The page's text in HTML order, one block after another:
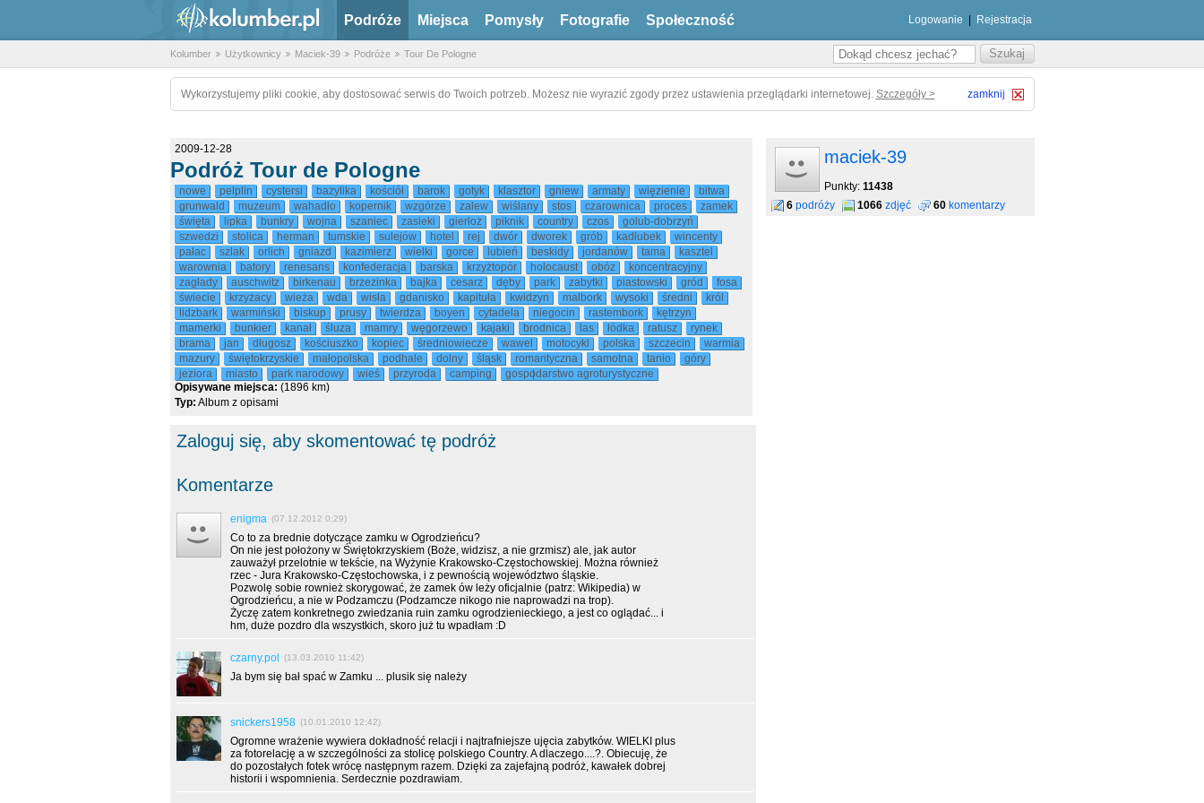
Podróże Miejsca Pomysły Fotografie Społeczność Logowanie Rejestracja
Kolumber Użytkownicy Maciek-39 Podróże Tour De Pologne
Wykorzystujemy pliki cookie, aby dostosować serwis do Twoich potrzeb. Możesz nie wyrazić zgody przez ustawienia przeglądarki internetowej. Szczegóły > zamknij
2009-12-28
Podróż Tour de Pologne
nowe pelplin cystersi bazylika kościół barok gotyk klasztor gniew armaty więzienie
bitwa
grunwald
muzeum wahadło kopernik wzgórze zalew wiślany stos czarownica proces
zamek
święta
lipka bunkry wojna szaniec zasieki gierłoż piknik country czos
golub-dobrzyń
szwedzi
stolica herman tumskie sulejów hotel rej dwór dworek grób kadłubek
wincenty
pałac
szlak orlich gniazd kazimierz wielki gorce lubień beskidy jordanów tama
kasztel
warownia
batory renesans konfederacja barska krzyżtopór holocaust obóz
koncentracyjny
zagłady
auschwitz birkenau brzezinka bajka cesarz dęby park zabytki piastowski gród
fosa
świecie
krzyżacy wieża wda wisła gdanisko kapituła kwidzyn malbork wysoki średni
król
lidzbark
warmiński biskup prusy twierdza boyen cytadela niegocin rastembork
kętrzyn
mamerki
bunkier kanał śluza mamry węgorzewo kajaki brodnica las łódka ratusz
rynek
brama
jan długosz kościuszko kopiec średniowiecze wawel motocykl polska szczecin
warmia
mazury
świętokrzyskie małopolska podhale dolny śląsk romantyczna samotna tanio
góry
jeziora
miasto park narodowy wieś przyroda camping
gospodarstwo agroturystyczne
Opisywane miejsca: (1896 km)
Typ: Album z opisami
Zaloguj się, aby skomentować tę podróż
Komentarze
enigma (07.12.2012 0:29)
Co to za brednie dotyczące zamku w Ogrodzieńcu?
On nie jest położony w Świętokrzyskiem (Boże, widzisz, a nie grzmisz) ale, jak autor
zauważył przelotnie w tekście, na Wyżynie Krakowsko-Częstochowskiej. Można również
rzec - Jura Krakowsko-Częstochowska, i z pewnością województwo śląskie.
Pozwolę sobie rownież skorygować, że zamek ów leży oficjalnie (patrz: Wikipedia) w
Ogrodzieńcu, a nie w Podzamczu (Podzamcze nikogo nie naprowadzi na trop).
Życzę zatem konkretnego zwiedzania ruin zamku ogrodzienieckiego, a jest co oglądać... i
hm, duże pozdro dla wszystkich, skoro już tu wpadłam :D
czarny.pol (13.03.2010 11:42)
Ja bym się bał spać w Zamku ... plusik się należy
snickers1958 (10.01.2010 12:42)
Ogromne wrażenie wywiera dokładność relacji i najtrafniejsze ujęcia zabytków. WIELKI plus
za fotorelację a w szczególności za stolicę polskiego Country. A dlaczego....?. Obiecuję, że
do pozostałych fotek wrócę następnym razem. Dzięki za zajefajną podróż, kawałek dobrej
historii i wspomnienia. Serdecznie pozdrawiam.
maciek-39
Punkty: 11438
6 podróży 1066 zdjęć 60 komentarzy